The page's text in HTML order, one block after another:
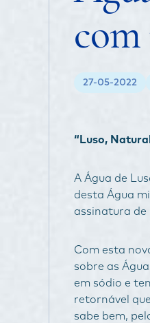
27-05-2022
“Luso,
A Água de
desta Água
assinatura de
Com esta
sobre as
em sódio e
retornável
sabe bem,